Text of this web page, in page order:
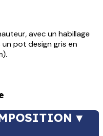
avec un habillage
pot design gris en
▾